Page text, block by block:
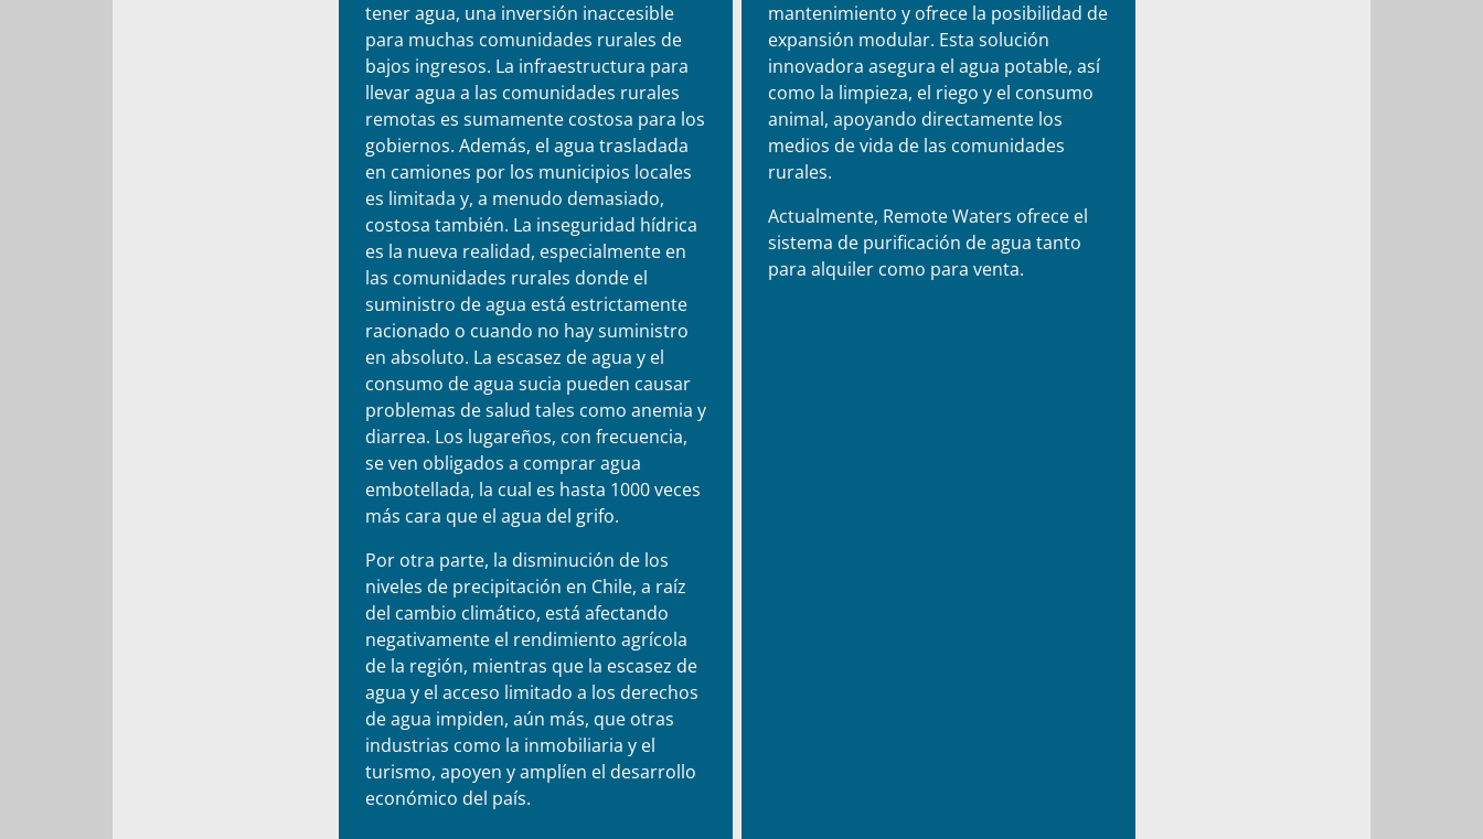
tener agua, una inversión inaccesible
para muchas comunidades rurales de
bajos ingresos. La infraestructura para
llevar agua a las comunidades rurales
remotas es sumamente costosa para los
gobiernos. Además, el agua trasladada
en camiones por los municipios locales
es limitada y, a menudo demasiado,
costosa también. La inseguridad hídrica
es la nueva realidad, especialmente en
las comunidades rurales donde el
suministro de agua está estrictamente
racionado o cuando no hay suministro
en absoluto. La escasez de agua y el
consumo de agua sucia pueden causar
problemas de salud tales como anemia y
diarrea. Los lugareños, con frecuencia,
se ven obligados a comprar agua
embotellada, la cual es hasta 1000 veces
más cara que el agua del grifo.
Por otra parte, la disminución de los
niveles de precipitación en Chile, a raíz
del cambio climático, está afectando
negativamente el rendimiento agrícola
de la región, mientras que la escasez de
agua y el acceso limitado a los derechos
de agua impiden, aún más, que otras
industrias como la inmobiliaria y el
turismo, apoyen y amplíen el desarrollo
económico del país.
mantenimiento y ofrece la posibilidad de
expansión modular. Esta solución
innovadora asegura el agua potable, así
como la limpieza, el riego y el consumo
animal, apoyando directamente los
medios de vida de las comunidades
rurales.
Actualmente, Remote Waters ofrece el
sistema de purificación de agua tanto
para alquiler como para venta.